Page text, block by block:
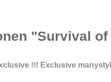
"Survival
!!! Exclusive